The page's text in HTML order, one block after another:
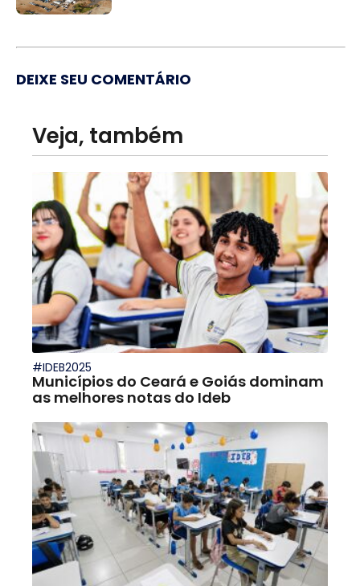
DEIXE SEU COMENTÁRIO
Veja, também
#IDEB2025
Municípios do Ceará e Goiás dominam
as melhores notas do Ideb